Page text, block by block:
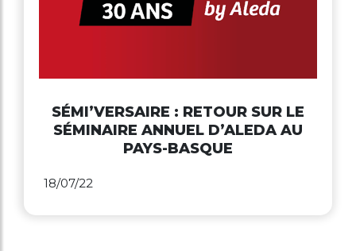
SÉMI’VERSAIRE : RETOUR SUR LE
SÉMINAIRE ANNUEL D’ALEDA AU
PAYS-BASQUE
18/07/22